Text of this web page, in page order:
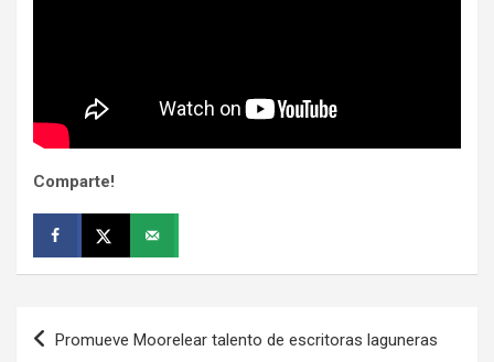
Comparte!
Navegación
Promueve Moorelear talento de escritoras laguneras